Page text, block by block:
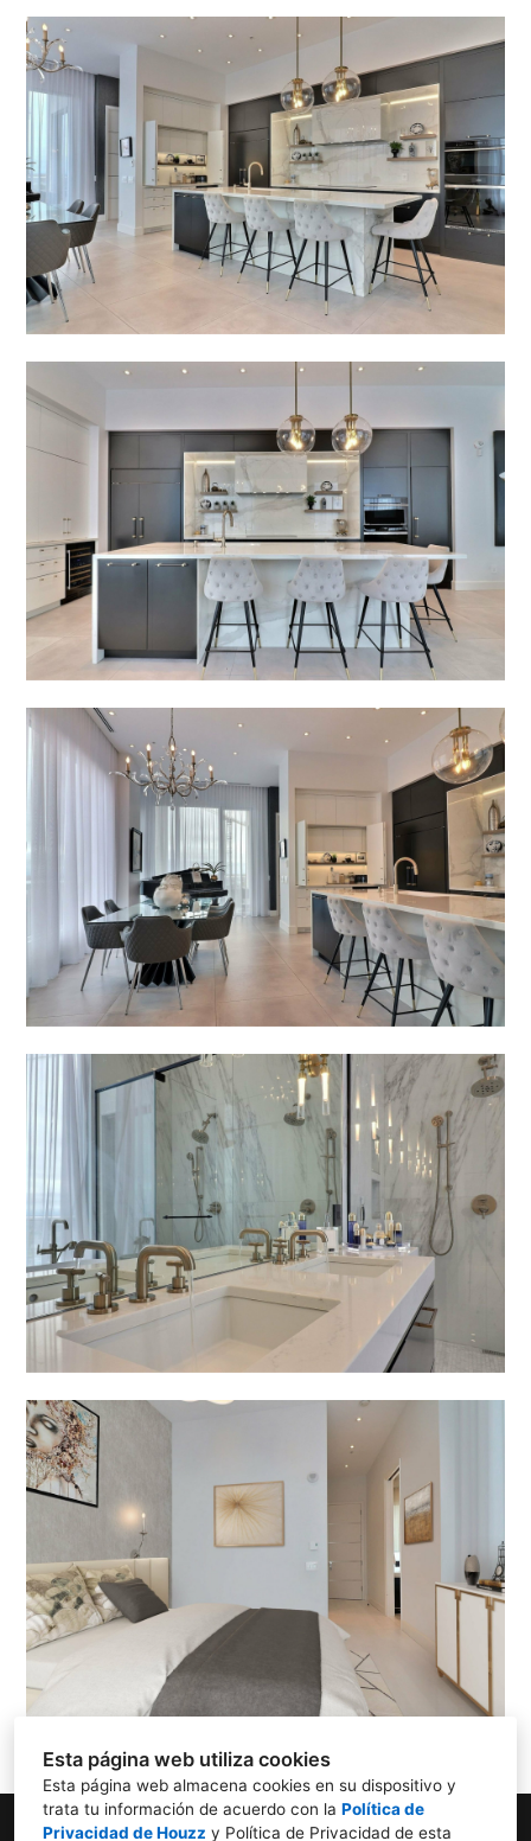
Esta página web utiliza cookies
Esta página web almacena cookies en su dispositivo y
trata tu información de acuerdo con la Política de
Privacidad de Houzz y Política de Privacidad de esta